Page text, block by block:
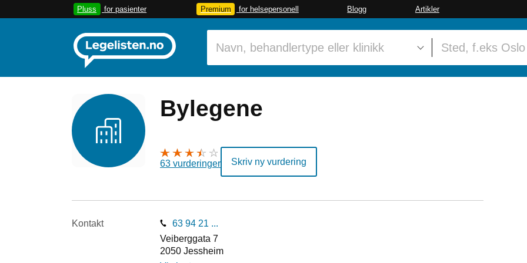
Pluss for pasienter Premium for helsepersonell Blogg Artikler
Bylegene
63 vurderinger Skriv ny vurdering
Kontakt
63 94 21 ...
Veiberggata 7
2050 Jessheim